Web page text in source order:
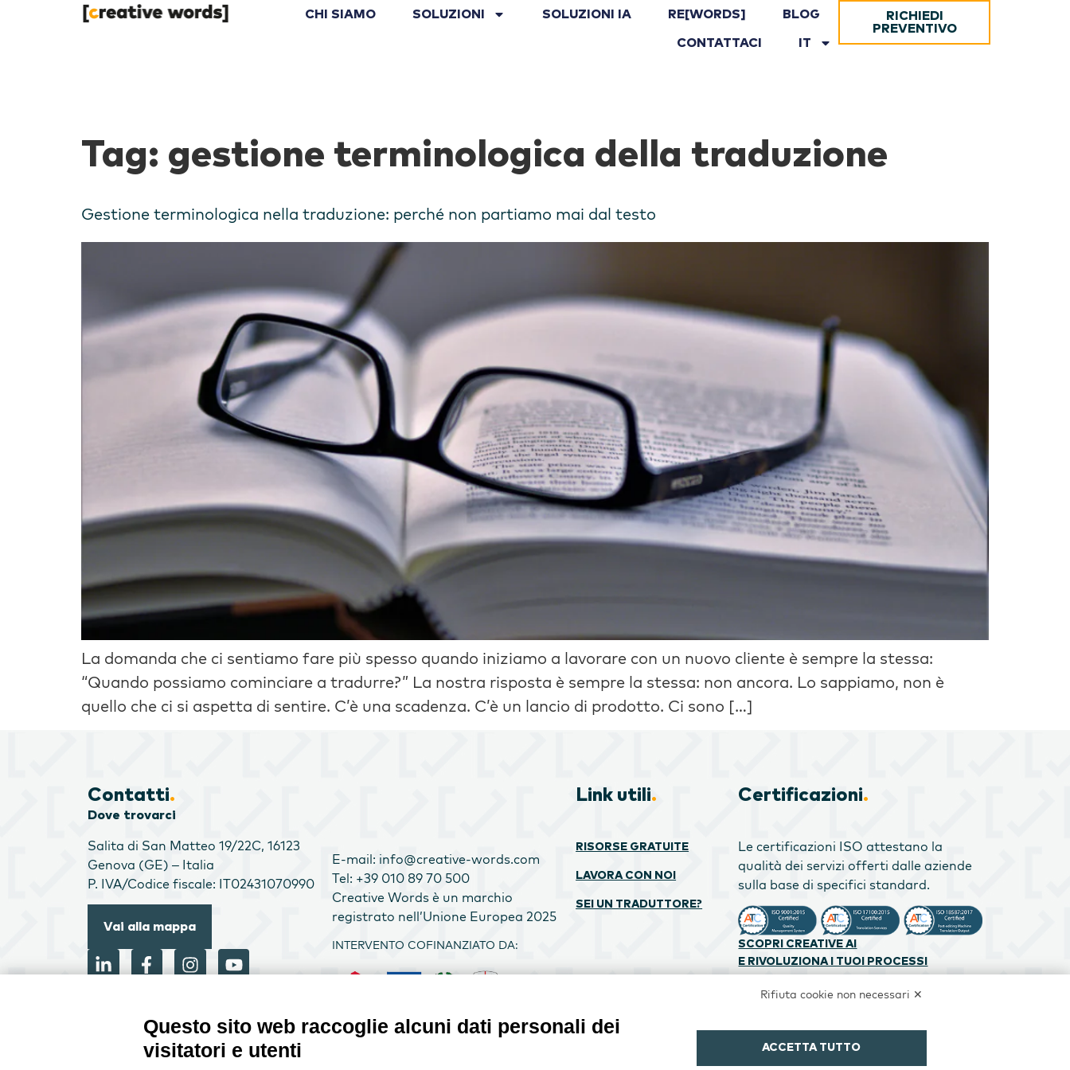
CHI SIAMO SOLUZIONI SOLUZIONI IA RE[WORDS] BLOG
CONTATTACI IT
RICHIEDI
PREVENTIVO
Tag: gestione terminologica della traduzione
Gestione terminologica nella traduzione: perché non partiamo mai dal testo
La domanda che ci sentiamo fare più spesso quando iniziamo a lavorare con un nuovo cliente è sempre la stessa:
“Quando possiamo cominciare a tradurre?” La nostra risposta è sempre la stessa: non ancora. Lo sappiamo, non è
quello che ci si aspetta di sentire. C’è una scadenza. C’è un lancio di prodotto. Ci sono […]
Contatti.
Dove trovarci
Salita di San Matteo 19/22C, 16123
Genova (GE) – Italia
P. IVA/Codice fiscale: IT02431070990
Vai alla mappa
E-mail: info@creative-words.com
Tel: +39 010 89 70 500
Creative Words è un marchio
registrato nell’Unione Europea 2025
INTERVENTO COFINANZIATO DA:
Link utili.
RISORSE GRATUITE
LAVORA CON NOI
SEI UN TRADUTTORE?
Certificazioni.
Le certificazioni ISO attestano la
qualità dei servizi offerti dalle aziende
sulla base di specifici standard.
SCOPRI CREATIVE AI
E RIVOLUZIONA I TUOI PROCESSI
Rifiuta cookie non necessari ✕
Questo sito web raccoglie alcuni dati personali dei
visitatori e utenti
ACCETTA TUTTO